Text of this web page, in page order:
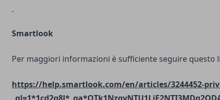
Smartlook
Per maggiori informazioni è sufficiente seguire questo
https://help.smartlook.com/en/articles/3244452-